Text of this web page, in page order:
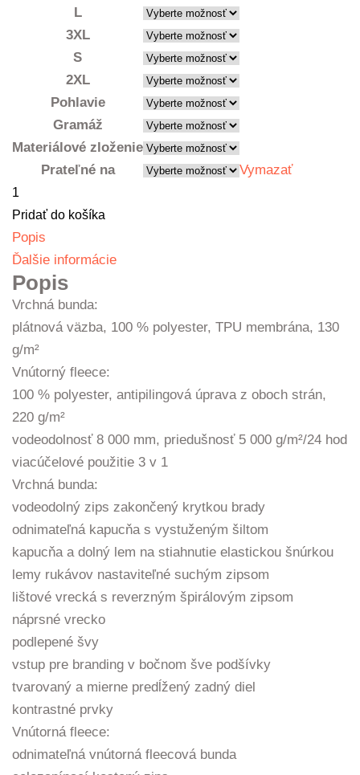
L
3XL
S
2XL
Pohlavie
Gramáž
Materiálové zloženie
Prateľné na
Vymazať
množstvo
Bunda
pánska
Pridať do košíka
Popis
Ďalšie informácie
Popis
Vrchná bunda:
plátnová väzba, 100 % polyester, TPU membrána, 130
g/m²
Vnútorný fleece:
100 % polyester, antipilingová úprava z oboch strán,
220 g/m²
vodeodolnosť 8 000 mm, priedušnosť 5 000 g/m²/24 hod
viacúčelové použitie 3 v 1
Vrchná bunda:
vodeodolný zips zakončený krytkou brady
odnimateľná kapucňa s vystuženým šiltom
kapucňa a dolný lem na stiahnutie elastickou šnúrkou
lemy rukávov nastaviteľné suchým zipsom
lištové vrecká s reverzným špirálovým zipsom
náprsné vrecko
podlepené švy
vstup pre branding v bočnom šve podšívky
tvarovaný a mierne predĺžený zadný diel
kontrastné prvky
Vnútorná fleece:
odnimateľná vnútorná fleecová bunda